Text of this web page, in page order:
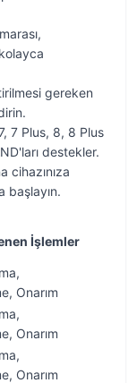
gereken
7 Plus, 8, 8 Plus
destekler.
cihazınıza
başlayın.
İşlemler
Onarım
Onarım
Onarım